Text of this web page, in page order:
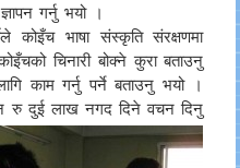
गर्नु भयो ।
कोइँच भाषा संस्कृति संरक्षणमा
चिनारी बोक्ने कुरा बताउनु
काम गर्नु पर्ने बताउनु भयो ।
रु दुई लाख नगद दिने वचन दिनु